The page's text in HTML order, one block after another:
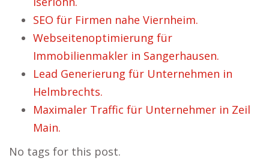
SEO für Firmen nahe Viernheim.
Webseitenoptimierung für
Immobilienmakler in Sangerhausen.
Lead Generierung für Unternehmen in
Helmbrechts.
Maximaler Traffic für Unternehmer in Zeil
Main.
No tags for this post.